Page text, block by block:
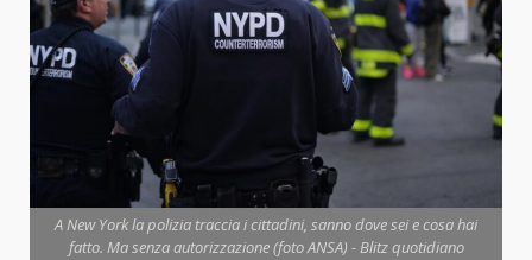
A New York la polizia traccia i cittadini, sanno dove sei e cosa hai
fatto. Ma senza autorizzazione (foto ANSA) - Blitz quotidiano